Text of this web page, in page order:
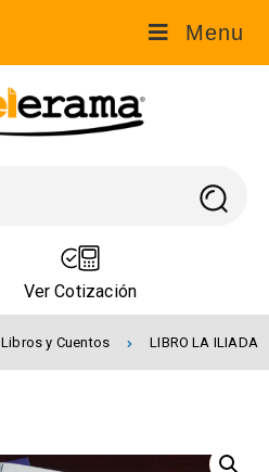
Ver Cotización
Menu
Libros y Cuentos LIBRO LA ILIADA